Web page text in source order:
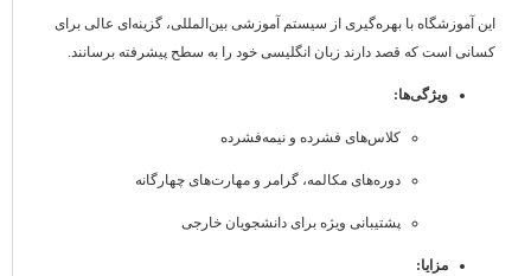
این آموزشگاه با بهره‌گیری از سیستم آموزشی بین‌المللی، گزینه‌ای عالی برای
کسانی است که قصد دارند زبان انگلیسی خود را به سطح پیشرفته برسانند.
ویژگی‌ها:
کلاس‌های فشرده و نیمه‌فشرده
دوره‌های مکالمه، گرامر و مهارت‌های چهارگانه
پشتیبانی ویژه برای دانشجویان خارجی
مزایا: